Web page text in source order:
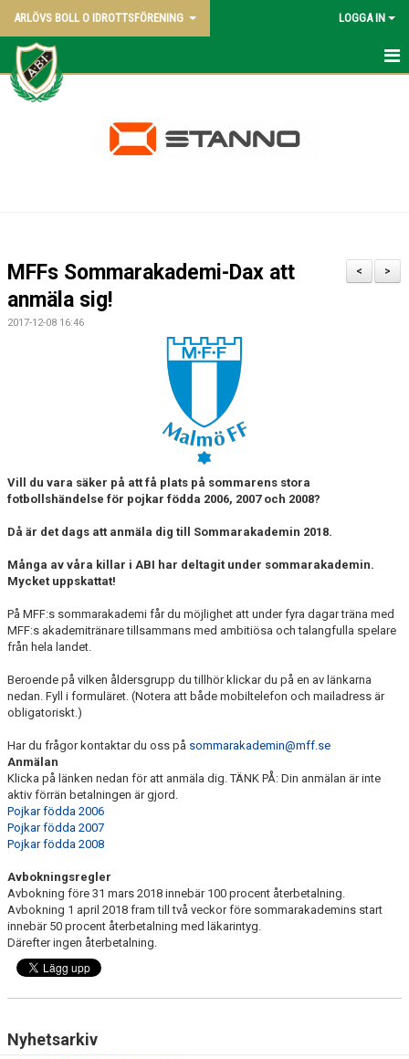
ARLÖVS BOLL O IDROTTSFÖRENING LOGGA IN
NYHETER
POLICY
GDPR
MATCHER
VÅRA KLUBBKLÄDER
HITTA HIT
>
<
MFFs Sommarakademi-Dax att
anmäla sig!
2017-12-08 16:46
Vill du vara säker på att få plats på sommarens stora
fotbollshändelse för pojkar födda 2006, 2007 och 2008?
Då är det dags att anmäla dig till Sommarakademin 2018.
Många av våra killar i ABI har deltagit under sommarakademin.
Mycket uppskattat!
På MFF:s sommarakademi får du möjlighet att under fyra dagar träna med
MFF:s akademitränare tillsammans med ambitiösa och talangfulla spelare
från hela landet.
Beroende på vilken åldersgrupp du tillhör klickar du på en av länkarna
nedan. Fyll i formuläret. (Notera att både mobiltelefon och mailadress är
obligatoriskt.)
Har du frågor kontaktar du oss på sommarakademin@mff.se
Anmälan
Klicka på länken nedan för att anmäla dig. TÄNK PÅ: Din anmälan är inte
aktiv förrän betalningen är gjord.
Pojkar födda 2006
Pojkar födda 2007
Pojkar födda 2008
Avbokningsregler
Avbokning före 31 mars 2018 innebär 100 procent återbetalning.
Avbokning 1 april 2018 fram till två veckor före sommarakademins start
innebär 50 procent återbetalning med läkarintyg.
Därefter ingen återbetalning.
Nyhetsarkiv